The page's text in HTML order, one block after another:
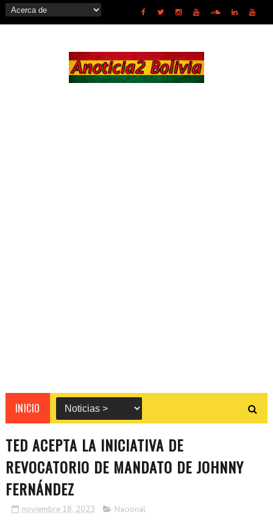
INICIO
TED ACEPTA LA INICIATIVA DE
REVOCATORIO DE MANDATO DE JOHNNY
FERNÁNDEZ
noviembre 18, 2023 Nacional